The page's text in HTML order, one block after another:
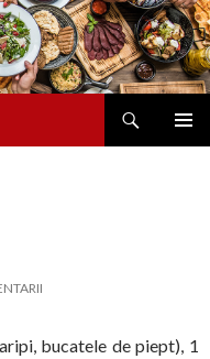
bucatele de piept), 1